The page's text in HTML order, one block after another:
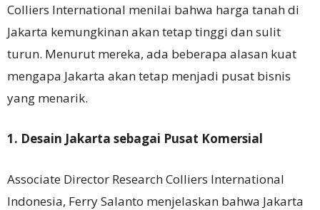
Colliers International menilai bahwa harga tanah di
Jakarta kemungkinan akan tetap tinggi dan sulit
turun. Menurut mereka, ada beberapa alasan kuat
mengapa Jakarta akan tetap menjadi pusat bisnis
yang menarik.
1. Desain Jakarta sebagai Pusat Komersial
Associate Director Research Colliers International
Indonesia, Ferry Salanto menjelaskan bahwa Jakarta